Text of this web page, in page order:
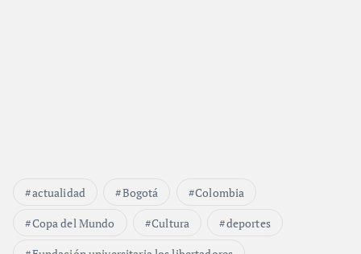
actualidad Bogotá
Colombia
Copa del Mundo
Cultura
deportes